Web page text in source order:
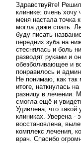
Здравствуйте!
клинике: очень хочу
меня настала точка
могла даже спать.
буду писать
передних зуба на
стеснялась и боль
разводят руками и
обезболивающее и
понравилось и
Не понимаю, как так
итоге, наткнулась
разницу в лечении.
смогла ещё и
Удивлена, что
клиниках. Уверена -
восстановлена,
комплекс лечения,
врач. Спасибо